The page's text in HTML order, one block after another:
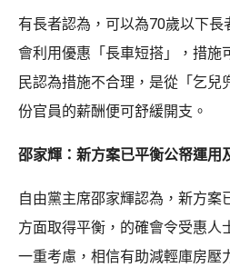
有長者認為，可以為70歲以下
會利用優惠「長車短搭」，措施
民認為措施不合理，是從「乞兒
份官員的薪酬便可舒緩開支。
邵家輝：新方案已平衡公帑運用
自由黨主席邵家輝認為，新方案
方面取得平衡，的確會令受惠人
一重考慮，相信有助減輕庫房壓